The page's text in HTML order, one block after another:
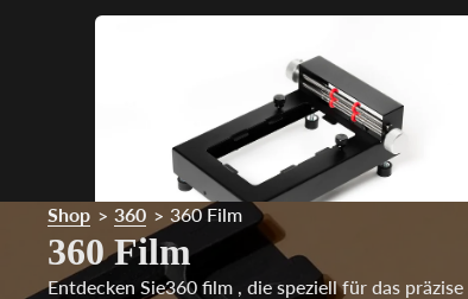
Shop > 360 > 360 Film
360 Film
Entdecken Sie360 film , die speziell für das